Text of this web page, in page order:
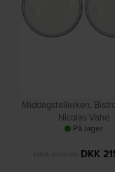
Middagstallerken,
Nicolas Vahé
På lager
DKK